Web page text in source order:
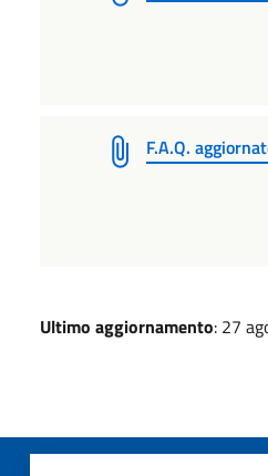
F.A.Q.
Ultimo aggiornamento: 27